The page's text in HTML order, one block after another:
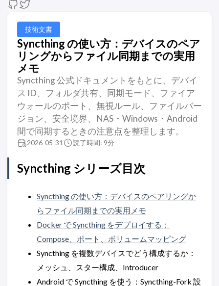
技術文書
Syncthing の使い方：デバイスのペア
リングからファイル同期までの実用
メモ
Syncthing 公式ドキュメントをもとに、デバイ
ス ID、フォルダ共有、同期モード、ファイア
ウォールのポート、無視ルール、ファイルバー
ジョン、安全境界、NAS・Windows・Android
間で同期するときの注意点を整理します。
2026-05-31 読了時間: 9分
Syncthing シリーズ目次
Syncthing の使い方：デバイスのペアリングか
らファイル同期までの実用メモ
Docker で Syncthing をデプロイする：
Compose、ポート、ボリュームマッピング
Syncthing を複数デバイスでどう構成するか：
メッシュ、スター構成、Introducer
Android で Syncthing を使う：Syncthing-Fork 設